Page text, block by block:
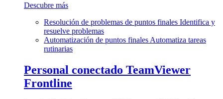
Descubre más
Resolución de problemas de puntos finales Identifica y
resuelve problemas
Automatización de puntos finales Automatiza tareas
rutinarias
Personal conectado TeamViewer
Frontline